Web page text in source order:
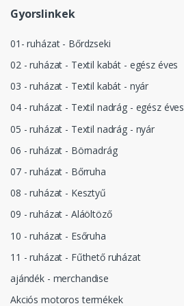
Gyorslinkek
01- ruházat - Bőrdzseki
02 - ruházat - Textil kabát - egész éves
03 - ruházat - Textil kabát - nyár
04 - ruházat - Textil nadrág - egész éves
05 - ruházat - Textil nadrág - nyár
06 - ruházat - Börnadrág
07 - ruházat - Bőrruha
08 - ruházat - Kesztyű
09 - ruházat - Aláöltöző
10 - ruházat - Esőruha
11 - ruházat - Fűthető ruházat
ajándék - merchandise
Akciós motoros termékek